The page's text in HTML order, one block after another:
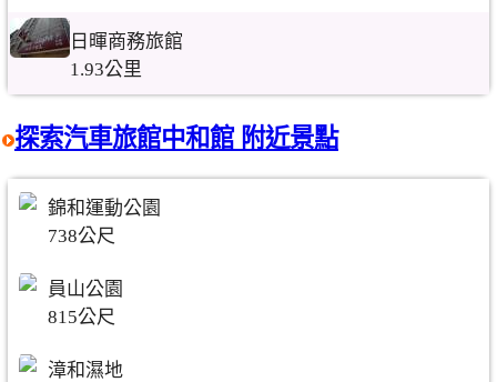
日暉商務旅館
1.93公里
探索汽車旅館中和館 附近景點
錦和運動公園
738公尺
員山公園
815公尺
漳和濕地